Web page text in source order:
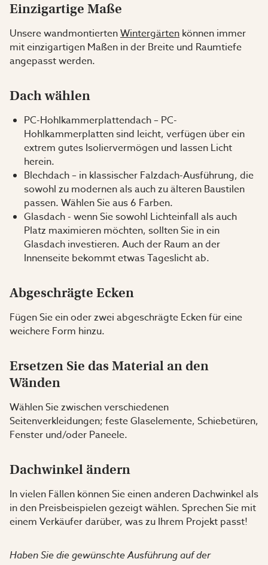
Einzigartige Maße
Unsere wandmontiertenWintergärten können immer
mit einzigartigen Maßen in der Breite und Raumtiefe
angepasst werden.
Dach wählen
PC-Hohlkammerplattendach – PC-
Hohlkammerplatten sind leicht, verfügen über ein
extrem gutes Isoliervermögen und lassen Licht
herein.
Blechdach – in klassischer Falzdach-Ausführung, die
sowohl zu modernen als auch zu älteren Baustilen
passen. Wählen Sie aus 6 Farben.
Glasdach - wenn Sie sowohl Lichteinfall als auch
Platz maximieren möchten, sollten Sie in ein
Glasdach investieren. Auch der Raum an der
Innenseite bekommt etwas Tageslicht ab.
Abgeschrägte Ecken
Fügen Sie ein oder zwei abgeschrägte Ecken für eine
weichere Form hinzu.
Ersetzen Sie das Material an den
Wänden
Wählen Sie zwischen verschiedenen
Seitenverkleidungen; feste Glaselemente, Schiebetüren,
Fenster und/oder Paneele.
Dachwinkel ändern
In vielen Fällen können Sie einen anderen Dachwinkel als
in den Preisbeispielen gezeigt wählen. Sprechen Sie mit
einem Verkäufer darüber, was zu Ihrem Projekt passt!
Haben Sie die gewünschte Ausführung auf der